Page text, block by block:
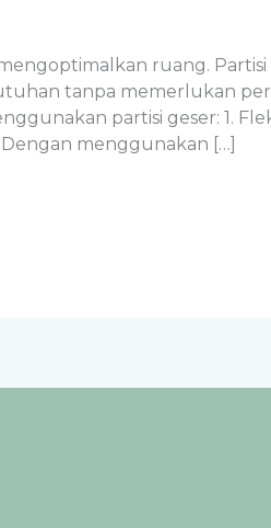
ruang.
tanpa memerlukan
partisi geser: 1.
menggunakan […]